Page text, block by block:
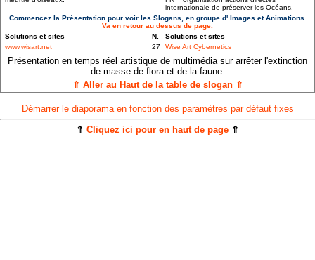
internationale de préserver les Océans.
Commencez la Présentation pour voir les Slogans, en groupe d' Images et Animations.
Va en retour au dessus de page.
Solutions et sites
N.
Solutions et sites
www.wisart.net
27 Wise Art Cybernetics
Présentation en temps réel artistique de multimédia sur arrêter l'extinction
de masse de flora et de la faune.
⇑ Aller au Haut de la table de slogan ⇑
Démarrer le diaporama en fonction des paramètres par défaut fixes
⇑ Cliquez ici pour en haut de page ⇑